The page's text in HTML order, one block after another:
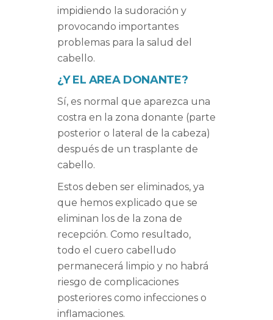
impidiendo la sudoración y
provocando importantes
problemas para la salud del
cabello.
¿Y EL AREA DONANTE?
Sí, es normal que aparezca una
costra en la zona donante (parte
posterior o lateral de la cabeza)
después de un trasplante de
cabello.
Estos deben ser eliminados, ya
que hemos explicado que se
eliminan los de la zona de
recepción. Como resultado,
todo el cuero cabelludo
permanecerá limpio y no habrá
riesgo de complicaciones
posteriores como infecciones o
inflamaciones.